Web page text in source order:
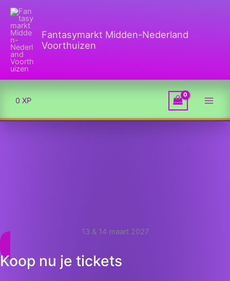
naar
inhoud
Fantasymarkt Midden-Nederland
Voorthuizen
0 XP
13 & 14 maart 2027
Koop nu je tickets